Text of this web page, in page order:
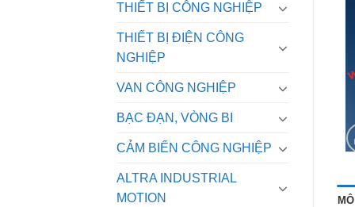
THIẾT BỊ CÔNG NGHIỆP
THIẾT BỊ ĐIỆN CÔNG
NGHIỆP
VAN CÔNG NGHIỆP
BẠC ĐẠN, VÒNG BI
CẢM BIẾN CÔNG NGHIỆP
ALTRA INDUSTRIAL
MOTION